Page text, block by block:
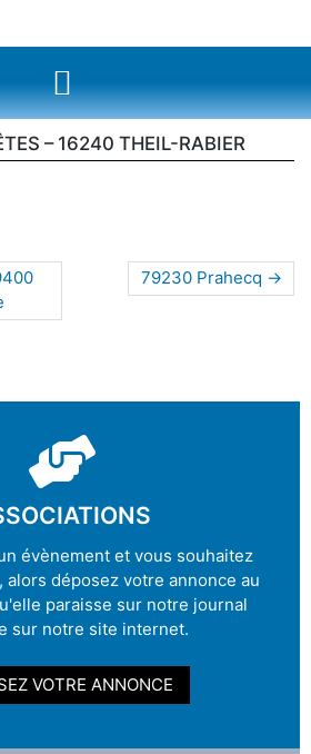
– 16240 THEIL-RABIER
79230 Prahecq
évènement et vous souhaitez
alors déposez votre annonce au
paraisse sur notre journal
sur notre site internet.
VOTRE ANNONCE